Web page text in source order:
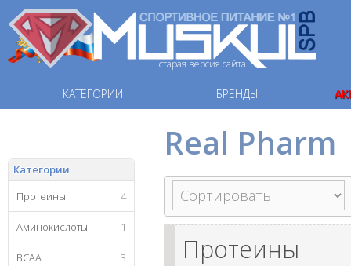
старая версия сайта
КАТЕГОРИИ БРЕНДЫ
Категории
Протеины
4
Аминокислоты 1
ВСАА 3
Real Pharm
Протеины